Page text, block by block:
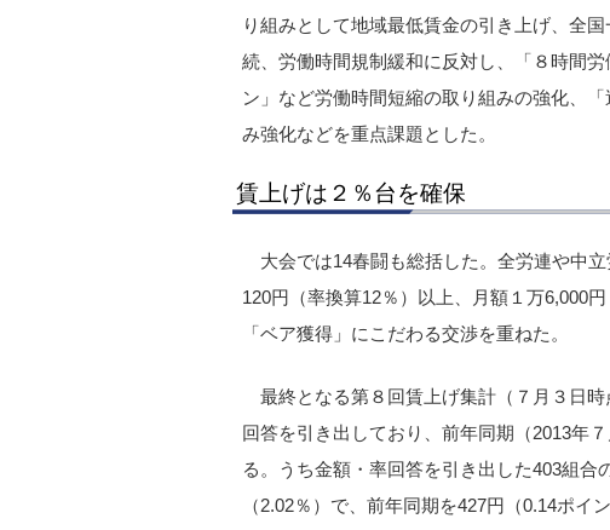
り組みとして地域最低賃金の引き上げ、全
続、労働時間規制緩和に反対し、「８時間
ン」など労働時間短縮の取り組みの強化、
み強化などを重点課題とした。
賃上げは２％台を確保
大会では14春闘も総括した。全労連や中
120円（率換算12％）以上、月額１万6,000
「ベア獲得」にこだわる交渉を重ねた。
最終となる第８回賃上げ集計（７月３日
回答を引き出しており、前年同期（2013年
る。うち金額・率回答を引き出した403組
（2.02％）で、前年同期を427円（0.14ポ